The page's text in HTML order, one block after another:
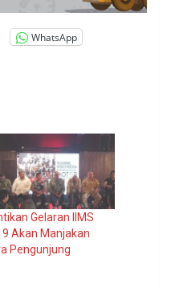
WhatsApp
Gelaran IIMS
Akan Manjakan
Pengunjung